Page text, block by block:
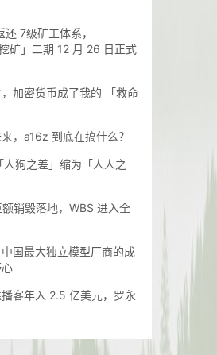
7级矿工体系，
矿」二期 12 月 26 日正式
加密货币成了我的 「救命
，a16z 到底在搞什么？
人狗之差」缩为「人人之
销毁落地，WBS 进入全
国最大独立模型厂商的成
客年入 2.5 亿美元，罗永